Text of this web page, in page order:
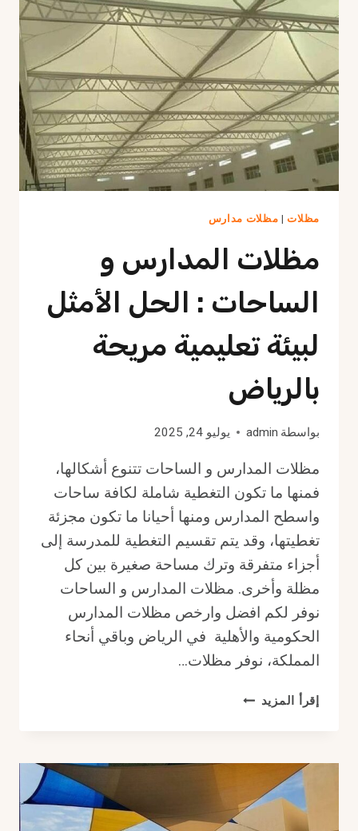
استخدامات
مظلات
مركبات
في
الرياض
مظلات| مظلات مدارس
مظلات المدارس و
الساحات : الحل الأمثل
لبيئة تعليمية مريحة
بالرياض
بواسطة admin يوليو 24, 2025
مظلات المدارس و الساحات تتنوع أشكالها،
فمنها ما تكون التغطية شاملة لكافة ساحات
واسطح المدارس ومنها أحيانا ما تكون مجزئة
تغطيتها، وقد يتم تقسيم التغطية للمدرسة إلى
أجزاء متفرقة وترك مساحة صغيرة بين كل
مظلة وأخرى. مظلات المدارس و الساحات
نوفر لكم افضل وارخص مظلات المدارس
الحكومية والأهلية في الرياض وباقي أنحاء
المملكة، نوفر مظلات…
إقرأ المزيد مظلات
الحل
الأمثل